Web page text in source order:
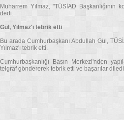
Muharrem Yılmaz, "TÜSİAD Başkanlığının
dedi.
Gül, Yılmaz'ı tebrik etti
Bu arada Cumhurbaşkanı Abdullah Gül,
Yılmaz'ı tebrik etti.
Cumhurbaşkanlığı Basın Merkezi'nden
telgraf göndererek tebrik etti ve başarılar diledi.